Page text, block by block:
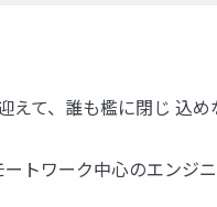
えて、誰も檻に閉じ 込
ートワーク中心のエンジ